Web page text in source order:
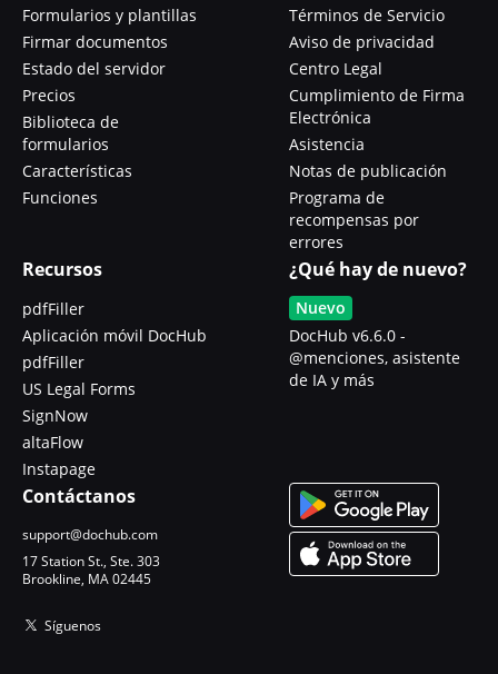
Formularios y plantillas
Firmar documentos
Estado del servidor
Precios
Biblioteca de
formularios
Características
Funciones
Términos de Servicio
Aviso de privacidad
Centro Legal
Cumplimiento de Firma
Electrónica
Asistencia
Notas de publicación
Programa de
recompensas por
errores
Recursos
pdfFiller
Aplicación móvil DocHub
pdfFiller
US Legal Forms
SignNow
altaFlow
Instapage
¿Qué hay de nuevo?
Nuevo
DocHub v6.6.0 -
@menciones, asistente
de IA y más
Contáctanos
support@dochub.com
17 Station St., Ste. 303
Brookline, MA 02445
Síguenos